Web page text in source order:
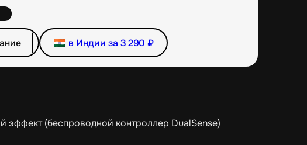
в Индии за 3 290 ₽
(беспроводной контроллер DualSense)